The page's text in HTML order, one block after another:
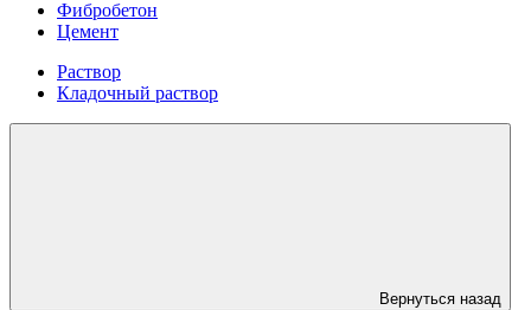
Фибробетон
Цемент
Раствор
Кладочный раствор
Вернуться назад